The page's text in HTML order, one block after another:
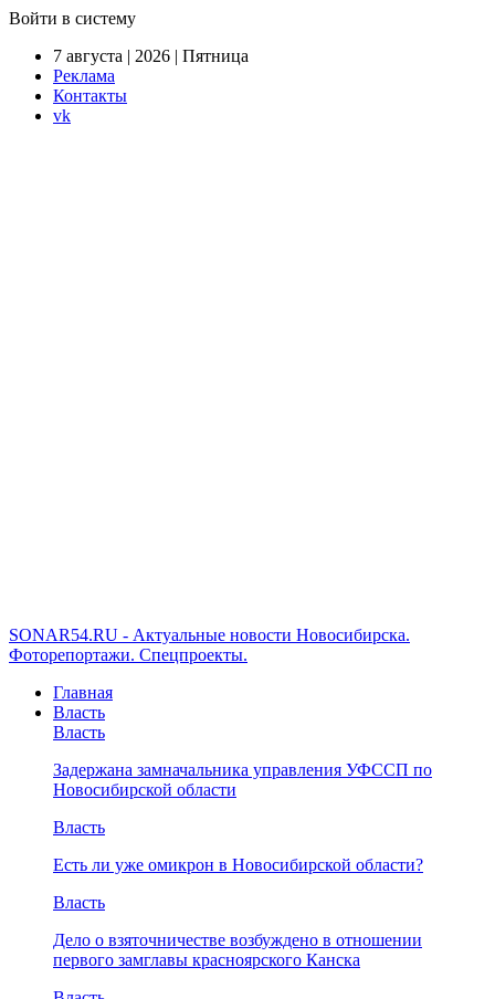
Войти в систему
7 августа | 2026 | Пятница
Реклама
Контакты
vk
SONAR54.RU - Актуальные новости Новосибирска.
Фоторепортажи. Спецпроекты.
Главная
Власть
Власть
Задержана замначальника управления УФССП по
Новосибирской области
Власть
Есть ли уже омикрон в Новосибирской области?
Власть
Дело о взяточничестве возбуждено в отношении
первого замглавы красноярского Канска